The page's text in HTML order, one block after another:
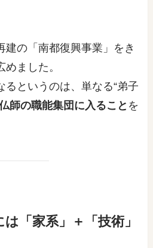
建の「南都復興事業」をき
ました。
るというのは、単なる“弟子
師の職能集団に入ること を
は「家系」＋「技術」